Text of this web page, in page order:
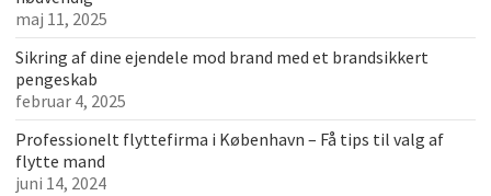
maj 11, 2025
Sikring af dine ejendele mod brand med et brandsikkert
pengeskab
februar 4, 2025
Professionelt flyttefirma i København – Få tips til valg af
flytte mand
juni 14, 2024